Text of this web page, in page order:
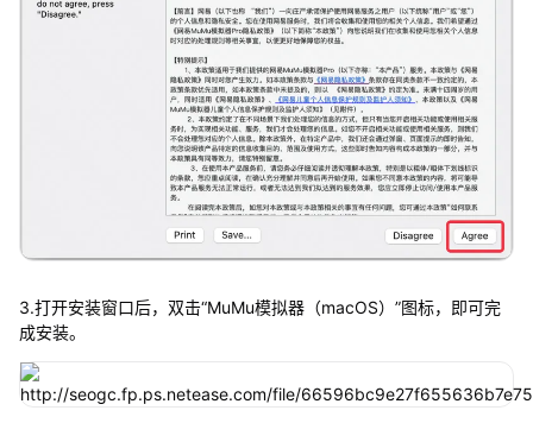
3.打开安装窗口后，双击“MuMu模拟器（macOS）”图标，即可完
成安装。